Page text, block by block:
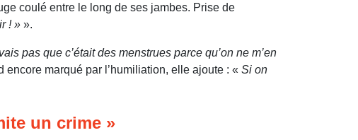
coulé entre le long de ses jambes. Prise de
! » ».
pas que c’était des menstrues parce qu’on ne m’en
marqué par l’humiliation, elle ajoute : « Si on
un crime »